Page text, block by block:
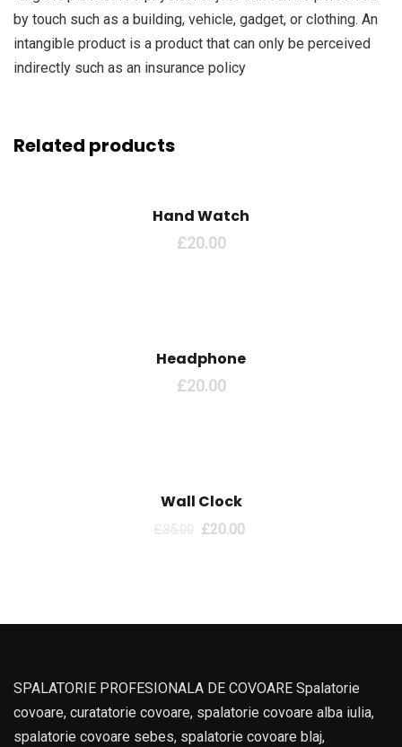
by touch such as a building, vehicle, gadget, or clothing. An
intangible product is a product that can only be perceived
indirectly such as an insurance policy
Related products
Hand Watch
£20.00
Headphone
£20.00
Wall Clock
£20.00
SPALATORIE PROFESIONALA DE COVOARE Spalatorie
covoare, curatatorie covoare, spalatorie covoare alba iulia,
spalatorie covoare sebes, spalatorie covoare blaj,